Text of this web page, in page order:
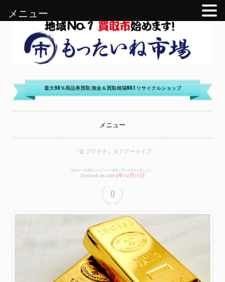
もったいね市場
最大98％商品券買取 換金＆買取相場NO.1 リサイクルショップ
メニュー
コンテンツへ移動
「金 プラチナ」タグアーカイブ
茂原市 で 金買取り や プラチナ買取り 売れる所をお探しなら！
Posted on2015年12月11日
0
メニュー